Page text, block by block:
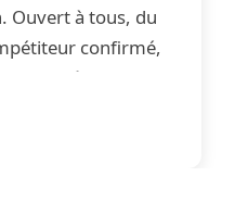
Ouvert à tous, du
confirmé,
complète
conviviale.